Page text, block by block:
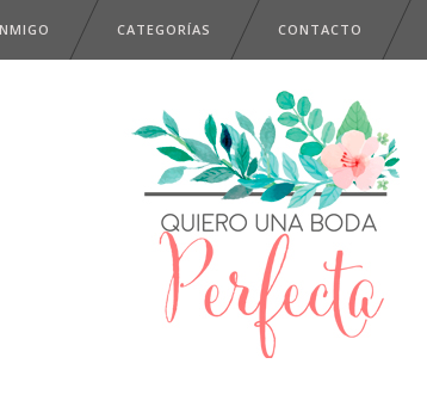
CATEGORÍAS CONTACTO